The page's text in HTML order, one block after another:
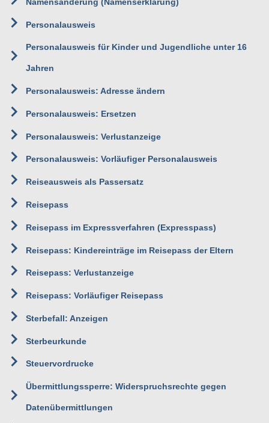
Personalausweis
Personalausweis für Kinder und Jugendliche unter 16
Jahren
Personalausweis: Adresse ändern
Personalausweis: Ersetzen
Personalausweis: Verlustanzeige
Personalausweis: Vorläufiger Personalausweis
Reiseausweis als Passersatz
Reisepass
Reisepass im Expressverfahren (Expresspass)
Reisepass: Kindereinträge im Reisepass der Eltern
Reisepass: Verlustanzeige
Reisepass: Vorläufiger Reisepass
Sterbefall: Anzeigen
Sterbeurkunde
Steuervordrucke
Übermittlungssperre: Widerspruchsrechte gegen
Datenübermittlungen